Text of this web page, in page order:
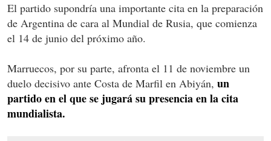
El partido supondría una importante cita en la preparación
de Argentina de cara al Mundial de Rusia, que comienza
el 14 de junio del próximo año.
Marruecos, por su parte, afronta el 11 de noviembre un
duelo decisivo ante Costa de Marfil en Abiyán, un
partido en el que se jugará su presencia en la cita
mundialista.